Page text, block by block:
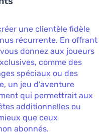
une clientèle fidèle
récurrente. En offrant
donnez aux joueurs
comme des
spéciaux ou des
un jeu d’aventure
qui permettrait aux
additionnelles ou
que ceux
abonnés.